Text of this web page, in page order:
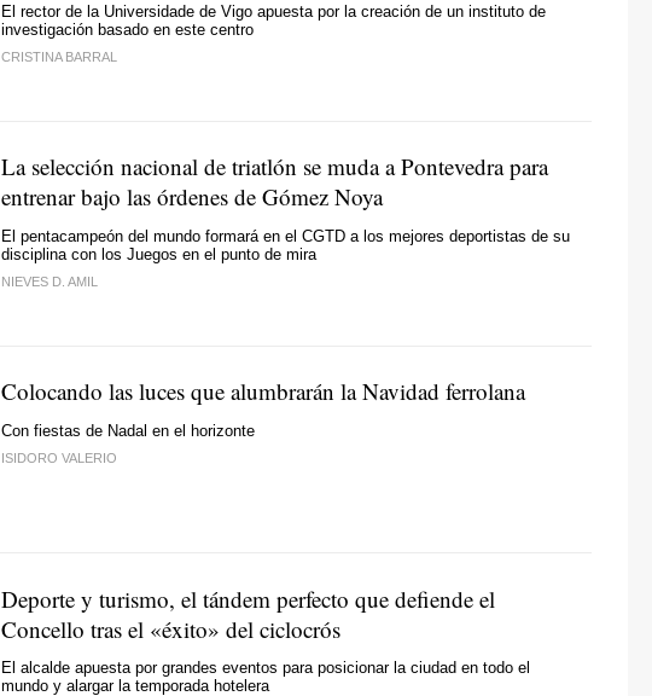
El rector de la Universidade de Vigo apuesta por la creación de un instituto de
investigación basado en este centro
CRISTINA BARRAL
La selección nacional de triatlón se muda a Pontevedra para
entrenar bajo las órdenes de Gómez Noya
El pentacampeón del mundo formará en el CGTD a los mejores deportistas de su
disciplina con los Juegos en el punto de mira
NIEVES D. AMIL
Colocando las luces que alumbrarán la Navidad ferrolana
Con fiestas de Nadal en el horizonte
ISIDORO VALERIO
Deporte y turismo, el tándem perfecto que defiende el
Concello tras el «éxito» del ciclocrós
El alcalde apuesta por grandes eventos para posicionar la ciudad en todo el
mundo y alargar la temporada hotelera